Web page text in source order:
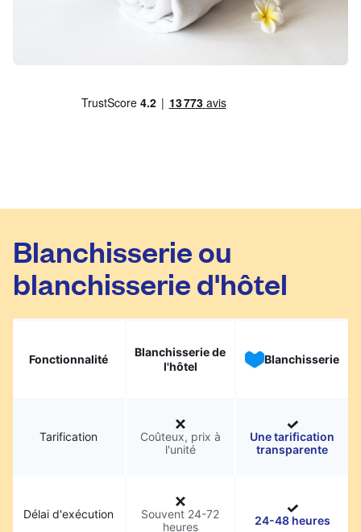
Blanchisserie ou
blanchisserie d'hôtel
Fonctionnalité
Blanchisserie de
l'hôtel
Blanchisserie
Tarification
Coûteux, prix à
l'unité
Une tarification
transparente
Délai d'exécution
Souvent 24-72
heures
24-48 heures